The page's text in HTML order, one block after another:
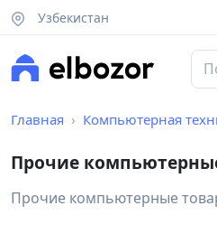
Узбекистан
Главная Компьютерная
Прочие
Прочие компьютерные